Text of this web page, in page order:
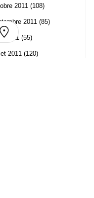
2011 (108)
2011 (85)
2011 (55)
2011 (120)